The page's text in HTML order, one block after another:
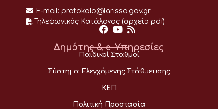
E-mail: protokolo@larissa.gov.gr
Τηλεφωνικός Κατάλογος (αρχείο pdf)
Δημότης & e-Υπηρεσίες
Παιδικοί Σταθμοί
Σύστημα Ελεγχόμενης Στάθμευσης
ΚΕΠ
Πολιτική Προστασία